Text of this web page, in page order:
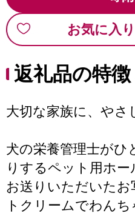
お気に入
返礼品の特徴
大切な家族に、やさ
犬の栄養管理士がひ
りするペット用ホー
お送りいただいた
トクリームでわん